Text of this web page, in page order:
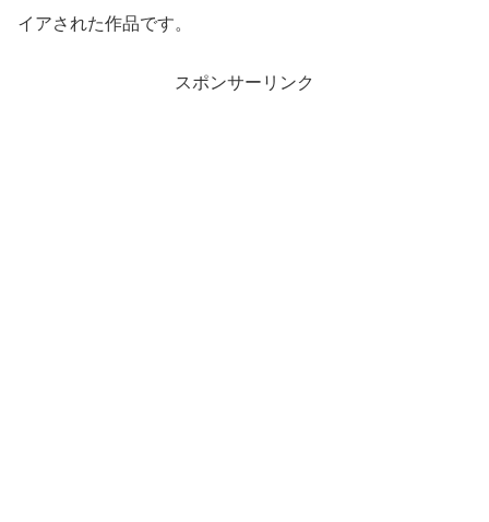
イアされた作品です。
スポンサーリンク